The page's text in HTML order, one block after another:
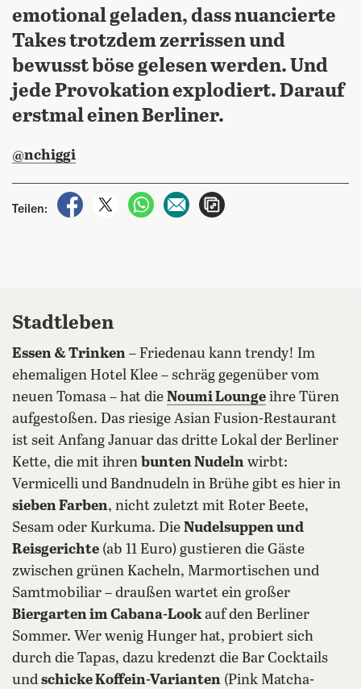
emotional geladen, dass nuancierte
Takes trotzdem zerrissen und
bewusst böse gelesen werden. Und
jede Provokation explodiert. Darauf
erstmal einen Berliner.
@nchiggi
Teilen:
auf Facebook teilen
auf X teilenper WhatsApp teilen
per E-Mail teilen
Stadtleben
Essen & Trinken – Friedenau kann trendy! Im
ehemaligen Hotel Klee – schräg gegenüber vom
neuen Tomasa – hat die Noumi Lounge ihre Türen
aufgestoßen. Das riesige Asian Fusion-Restaurant
ist seit Anfang Januar das dritte Lokal der Berliner
Kette, die mit ihren bunten Nudeln wirbt:
Vermicelli und Bandnudeln in Brühe gibt es hier in
sieben Farben, nicht zuletzt mit Roter Beete,
Sesam oder Kurkuma. Die Nudelsuppen und
Reisgerichte (ab 11 Euro) gustieren die Gäste
zwischen grünen Kacheln, Marmortischen und
Samtmobiliar – draußen wartet ein großer
Biergarten im Cabana-Lookauf den Berliner
Sommer. Wer wenig Hunger hat, probiert sich
durch die Tapas, dazu kredenzt die Bar Cocktails
und schicke Koffein-Varianten (Pink Matcha-